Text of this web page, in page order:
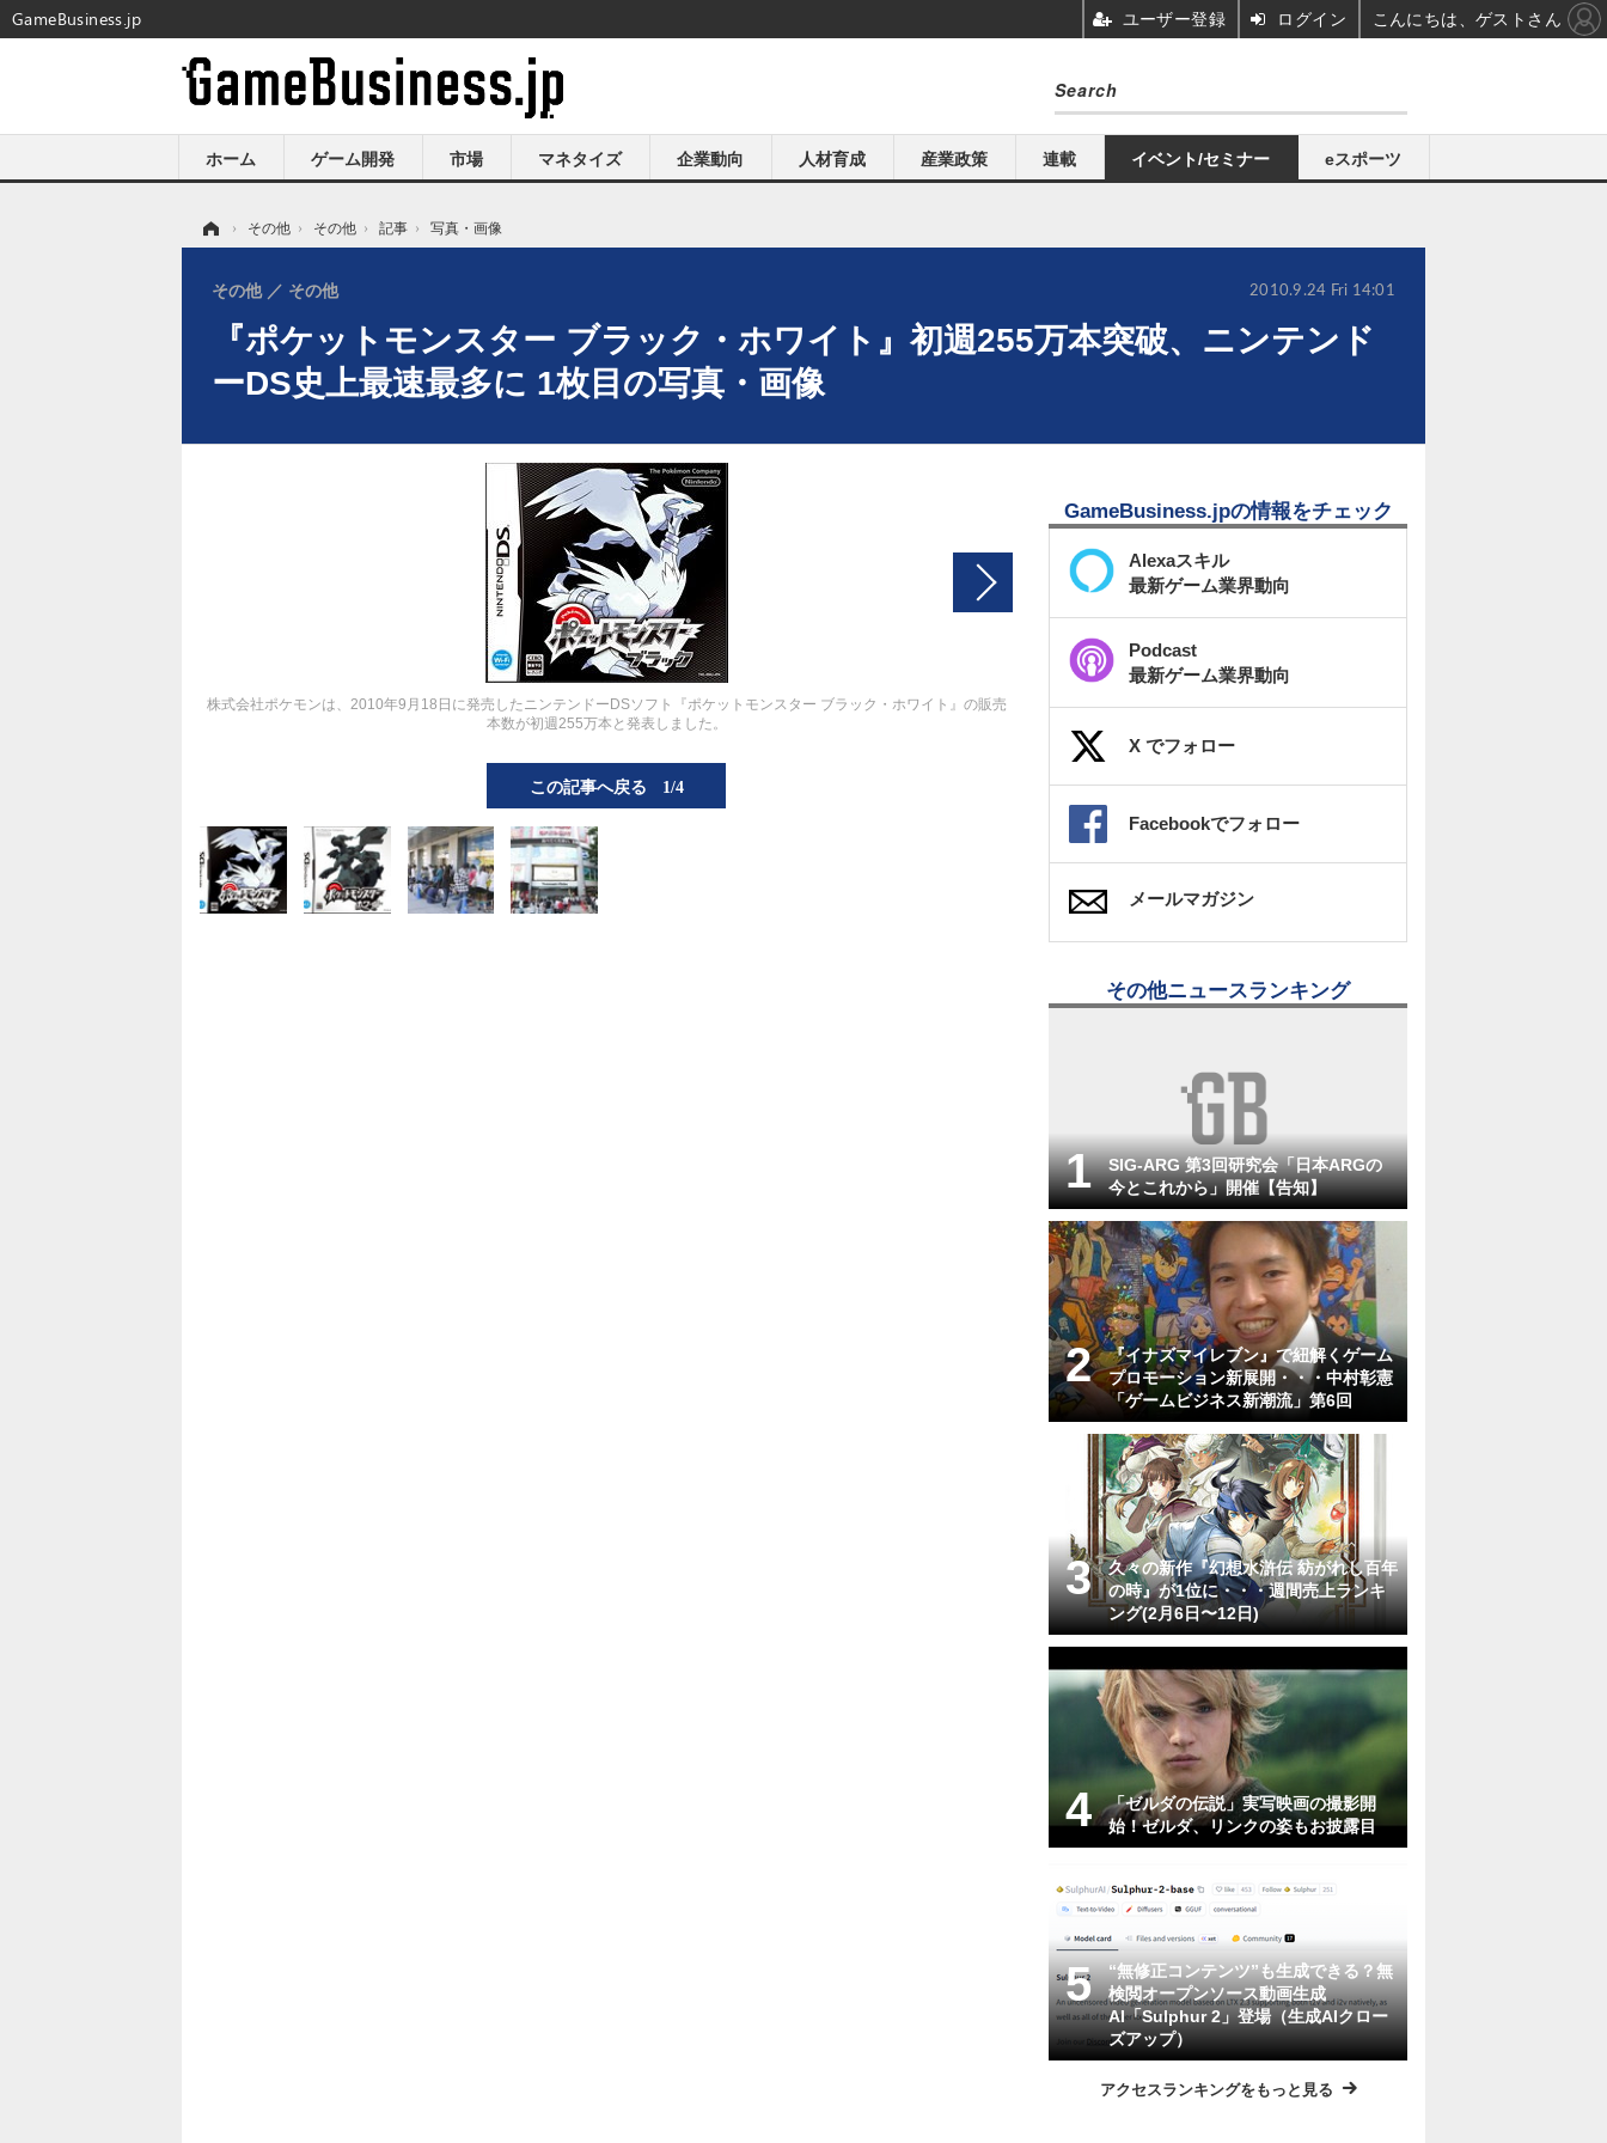
ホーム ゲーム開発 市場 マネタイズ 企業動向 人材育成 産業政策 連載 イベント/セミナー eスポーツ
› その他 › その他 › 記事 › 写真・画像
『ポケットモンスター ブラック・ホワイト』初週255万本突破、ニンテンド
ーDS史上最速最多に 1枚目の写真・画像
その他 その他 2010.9.24 Fri 14:01
株式会社ポケモンは、2010年9月18日に発売したニンテンドーDSソフト『ポケットモンスター ブラック・ホワイト』の販売
本数が初週255万本と発表しました。
この記事へ戻る 1/4
GameBusiness.jpの情報をチェック
Alexaスキル
最新ゲーム業界動向
Podcast
最新ゲーム業界動向
X でフォロー
Facebookでフォロー
メールマガジン
その他ニュースランキング
SIG-ARG 第3回研究会「日本ARGの
今とこれから」開催【告知】
『イナズマイレブン』で紐解くゲーム
プロモーション新展開・・・中村彰憲
「ゲームビジネス新潮流」第6回
久々の新作『幻想水滸伝 紡がれし百年
の時』が1位に・・・週間売上ランキ
ング(2月6日〜12日)
「ゼルダの伝説」実写映画の撮影開
始！ゼルダ、リンクの姿もお披露目
“無修正コンテンツ”も生成できる？無
検閲オープンソース動画生成
AI「Sulphur 2」登場（生成AIクロー
ズアップ）
アクセスランキングをもっと見る
GameBusiness.jp ユーザー登録 ログイン こんにちは、ゲストさん